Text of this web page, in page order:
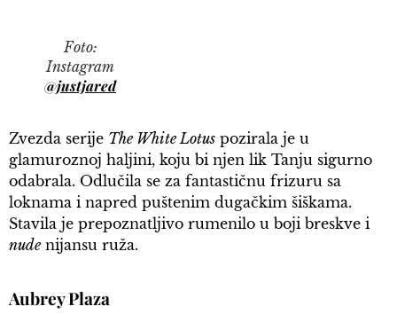
Foto:
Instagram
@justjared
Zvezda serije The White Lotus pozirala je u
glamuroznoj haljini, koju bi njen lik Tanju sigurno
odabrala. Odlučila se za fantastičnu frizuru sa
loknama i napred puštenim dugačkim šiškama.
Stavila je prepoznatljivo rumenilo u boji breskve i
nude nijansu ruža.
Aubrey Plaza